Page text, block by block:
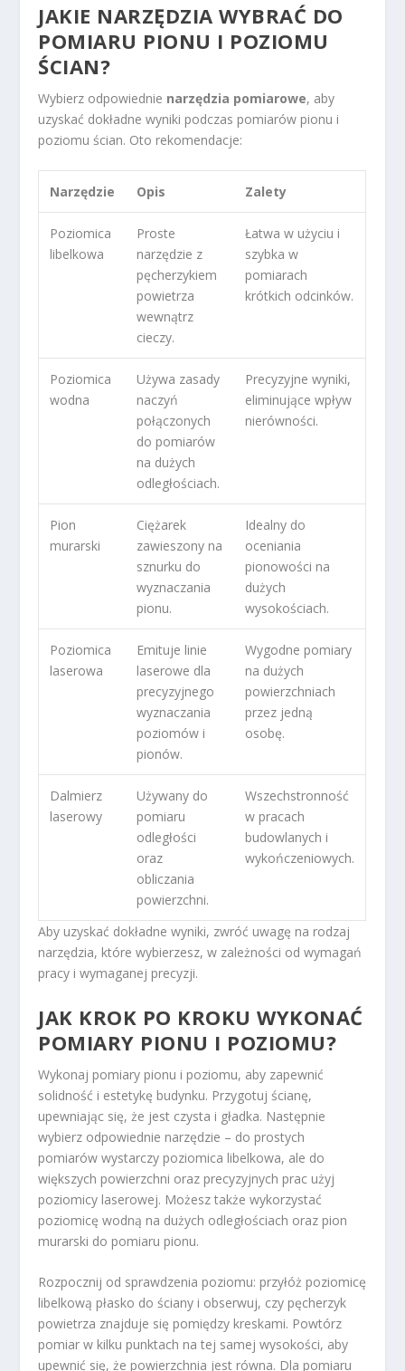
JAKIE NARZĘDZIA WYBRAĆ DO
POMIARU PIONU I POZIOMU
ŚCIAN?
Wybierz odpowiednie narzędzia pomiarowe, aby
uzyskać dokładne wyniki podczas pomiarów pionu i
poziomu ścian. Oto rekomendacje:
Narzędzie Opis Zalety
Poziomica
libelkowa
Proste
narzędzie z
pęcherzykiem
powietrza
wewnątrz
cieczy.
Łatwa w użyciu i
szybka w
pomiarach
krótkich odcinków.
Poziomica
wodna
Używa zasady
naczyń
połączonych
do pomiarów
na dużych
odległościach.
Precyzyjne wyniki,
eliminujące wpływ
nierówności.
Pion
murarski
Ciężarek
zawieszony na
sznurku do
wyznaczania
pionu.
Idealny do
oceniania
pionowości na
dużych
wysokościach.
Poziomica
laserowa
Emituje linie
laserowe dla
precyzyjnego
wyznaczania
poziomów i
pionów.
Wygodne pomiary
na dużych
powierzchniach
przez jedną
osobę.
Dalmierz
laserowy
Używany do
pomiaru
odległości
oraz
obliczania
powierzchni.
Wszechstronność
w pracach
budowlanych i
wykończeniowych.
Aby uzyskać dokładne wyniki, zwróć uwagę na rodzaj
narzędzia, które wybierzesz, w zależności od wymagań
pracy i wymaganej precyzji.
JAK KROK PO KROKU WYKONAĆ
POMIARY PIONU I POZIOMU?
Wykonaj pomiary pionu i poziomu, aby zapewnić
solidność i estetykę budynku. Przygotuj ścianę,
upewniając się, że jest czysta i gładka. Następnie
wybierz odpowiednie narzędzie – do prostych
pomiarów wystarczy poziomica libelkowa, ale do
większych powierzchni oraz precyzyjnych prac użyj
poziomicy laserowej. Możesz także wykorzystać
poziomicę wodną na dużych odległościach oraz pion
murarski do pomiaru pionu.
Rozpocznij od sprawdzenia poziomu: przyłóż poziomicę
libelkową płasko do ściany i obserwuj, czy pęcherzyk
powietrza znajduje się pomiędzy kreskami. Powtórz
pomiar w kilku punktach na tej samej wysokości, aby
upewnić się, że powierzchnia jest równa. Dla pomiaru